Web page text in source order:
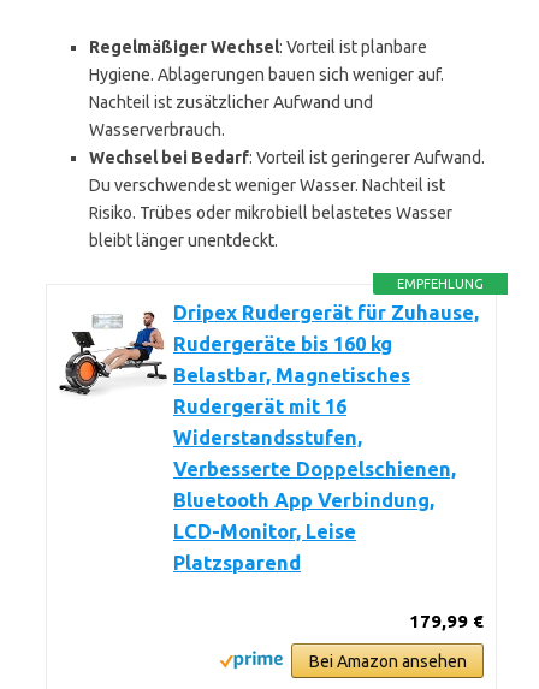
Regelmäßiger Wechsel: Vorteil ist planbare
Hygiene. Ablagerungen bauen sich weniger auf.
Nachteil ist zusätzlicher Aufwand und
Wasserverbrauch.
Wechsel bei Bedarf: Vorteil ist geringerer Aufwand.
Du verschwendest weniger Wasser. Nachteil ist
Risiko. Trübes oder mikrobiell belastetes Wasser
bleibt länger unentdeckt.
EMPFEHLUNG
Dripex Rudergerät für Zuhause,
Rudergeräte bis 160 kg
Belastbar, Magnetisches
Rudergerät mit 16
Widerstandsstufen,
Verbesserte Doppelschienen,
Bluetooth App Verbindung,
LCD-Monitor, Leise
Platzsparend
179,99 €
Bei Amazon ansehen